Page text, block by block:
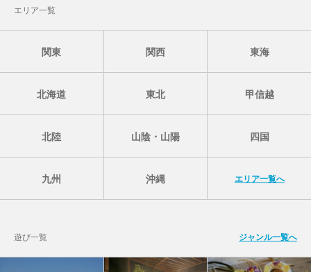
エリア一覧
関東 関西 東海
北海道 東北 甲信越
北陸 山陰・山陽 四国
九州 沖縄 エリア一覧へ
遊び一覧 ジャンル一覧へ